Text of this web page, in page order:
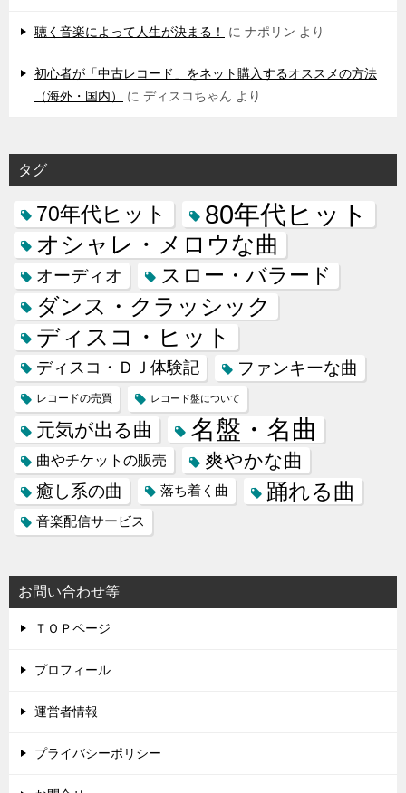
聴く音楽によって人生が決まる！ に ナポリン より
初心者が「中古レコード」をネット購入するオススメの方法
（海外・国内）
に ディスコちゃん より
タグ
70年代ヒット 80年代ヒット
オシャレ・メロウな曲
オーディオ スロー・バラード
ダンス・クラッシック
ディスコ・ヒット
ディスコ・ＤＪ体験記 ファンキーな曲
レコードの売買 レコード盤について
元気が出る曲 名盤・名曲
曲やチケットの販売 爽やかな曲
癒し系の曲 落ち着く曲 踊れる曲
音楽配信サービス
お問い合わせ等
ＴＯＰページ
プロフィール
運営者情報
プライバシーポリシー